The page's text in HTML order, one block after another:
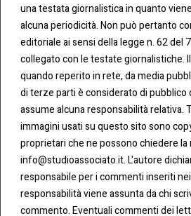
una testata giornalistica in quanto
alcuna periodicità. Non può pertanto
editoriale ai sensi della legge n. 62 del
collegato con le testate giornalistiche.
quando reperito in rete, da media
di terze parti è considerato di pubblico
assume alcuna responsabilità relativa.
immagini usati su questo sito sono
proprietari che ne possono chiedere
info@studioassociato.it. L'autore
responsabile per i commenti inseriti
responsabilità viene assunta da chi
commento. Eventuali commenti dei
CONT
ATTI
Tel:
0283438.482
Fax:
0283438.483
mail:
Via
Vittor